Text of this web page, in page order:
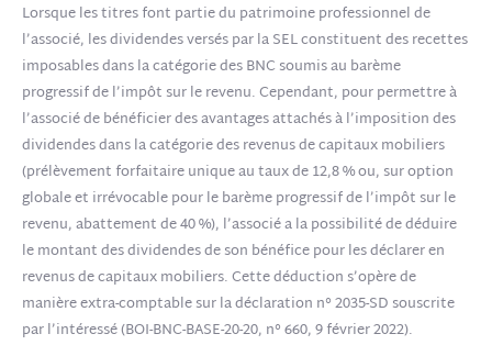
Lorsque les titres font partie du patrimoine professionnel de
l’associé, les dividendes versés par la SEL constituent des recettes
imposables dans la catégorie des BNC soumis au barème
progressif de l’impôt sur le revenu. Cependant, pour permettre à
l’associé de bénéficier des avantages attachés à l’imposition des
dividendes dans la catégorie des revenus de capitaux mobiliers
(prélèvement forfaitaire unique au taux de 12,8 % ou, sur option
globale et irrévocable pour le barème progressif de l’impôt sur le
revenu, abattement de 40 %), l’associé a la possibilité de déduire
le montant des dividendes de son bénéfice pour les déclarer en
revenus de capitaux mobiliers. Cette déduction s’opère de
manière extra-comptable sur la déclaration n° 2035-SD souscrite
par l’intéressé (BOI-BNC-BASE-20-20, n° 660, 9 février 2022).